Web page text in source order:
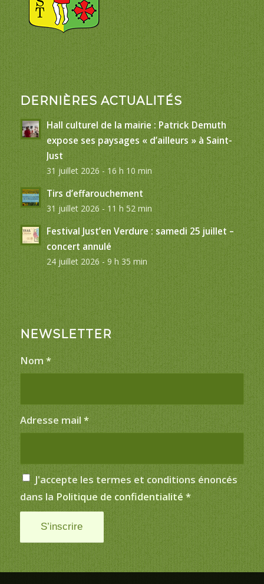
DERNIÈRES ACTUALITÉS
Hall culturel de la mairie : Patrick Demuth
expose ses paysages « d’ailleurs » à Saint-
Just
31 juillet 2026 - 16 h 10 min
Tirs d’effarouchement
31 juillet 2026 - 11 h 52 min
Festival Just’en Verdure : samedi 25 juillet –
concert annulé
24 juillet 2026 - 9 h 35 min
NEWSLETTER
Nom *
Adresse mail *
J'accepte les termes et conditions énoncés
dans la Politique de confidentialité *